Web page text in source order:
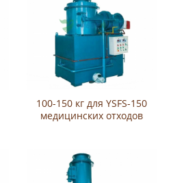
100-150 кг для YSFS-150
медицинских отходов